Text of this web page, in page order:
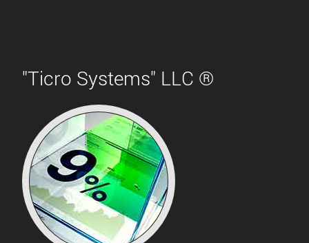
"Ticro Systems" LLC ®